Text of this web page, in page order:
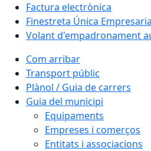
Factura electrònica
Finestreta Única
Volant d'empadronament
Com arribar
Transport públic
Plànol / Guia de carrers
Guia del municipi
Equipaments
Empreses i comerços
Entitats i associacions